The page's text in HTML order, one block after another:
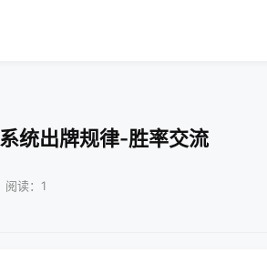
统出牌规律-胜率交流
读：1